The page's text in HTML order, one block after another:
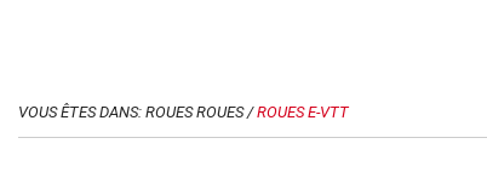
VOUS ÊTES DANS: ROUES ROUES /ROUES E-VTT